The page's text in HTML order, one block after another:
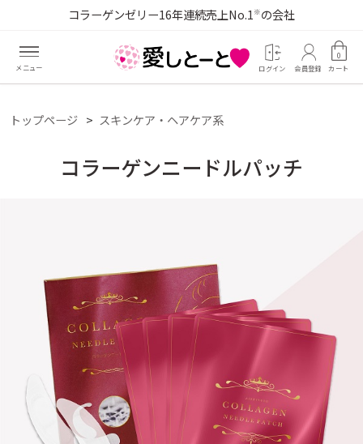
コラーゲンゼリー16年連続売上No.1 ※の会社
ログイン 会員登録 カート
0
トップページ スキンケア・ヘアケア系
コラーゲンニードルパッチ